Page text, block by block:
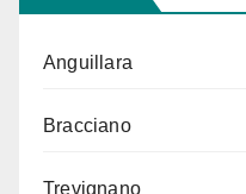
Anguillara
Bracciano
Trevignano